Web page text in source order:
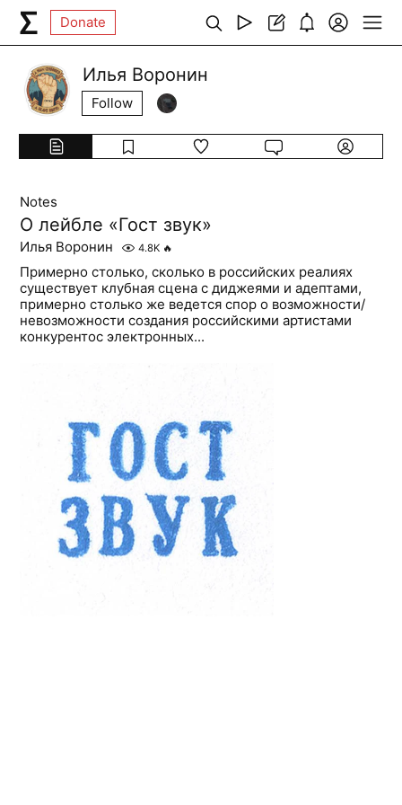
Donate
Илья Воронин
Follow
Notes
О лейбле «Гост звук»
Илья Воронин 4.8K 🔥
Примерно столько, сколько в российских реалиях
существует клубная сцена с диджеями и адептами,
примерно столько же ведется спор о возможности/
невозможности создания российскими артистами
конкурентос электронных...